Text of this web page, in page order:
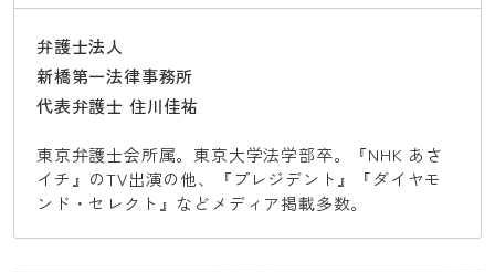
弁護士法人
新橋第一法律事務所
代表弁護士 住川佳祐
東京弁護士会所属。東京大学法学部卒。『NHK あさ
イチ』のTV出演の他、『プレジデント』『ダイヤモ
ンド・セレクト』などメディア掲載多数。